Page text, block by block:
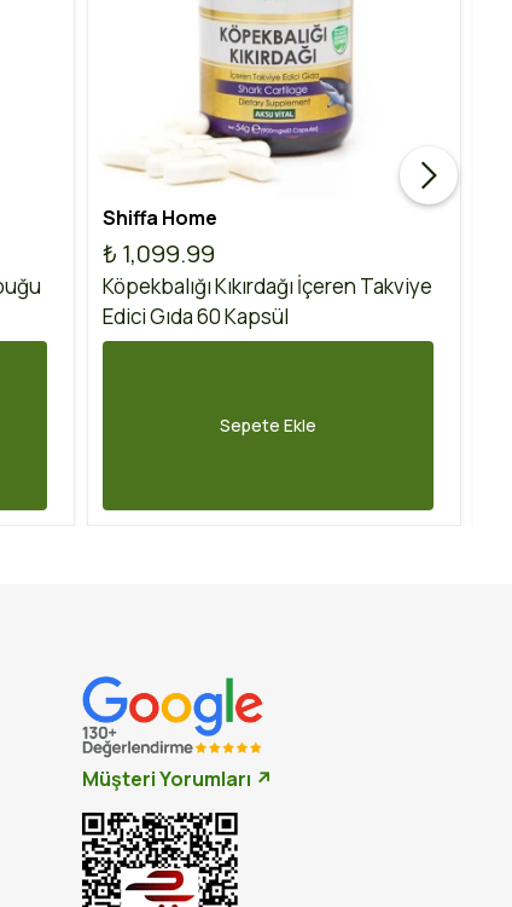
Shiffa Home
₺ 1,099.99
Köpekbalığı Kıkırdağı İçeren Takviye
Edici Gıda 60 Kapsül
Sepete Ekle
Müşteri Yorumları ↗